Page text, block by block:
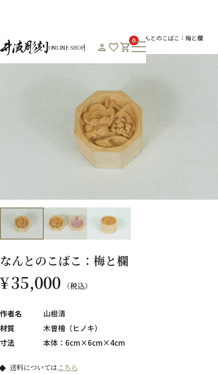
ONLINE SHOP person favoriteshopping_cart
0
HOME 通年商品一覧 なんとのこばこ：梅と欄
なんとのこばこ：梅と欄
¥35,000 税込
作者名
山根清
材質
木曽檜（ヒノキ）
寸法
本体：6cm×6cm×4cm
送料については こちら